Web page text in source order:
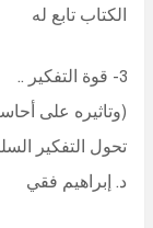
الكتاب تابع له
3- قوة التفكير ..
(وتاثيره على
تحول التفكير
د. إبراهيم فقي